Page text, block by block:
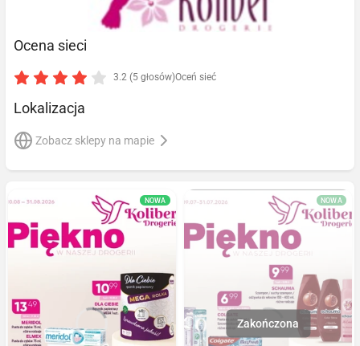
Ocena sieci
3.2 (5 głosów)Oceń sieć
Lokalizacja
Zobacz sklepy na mapie
NOWA NOWA